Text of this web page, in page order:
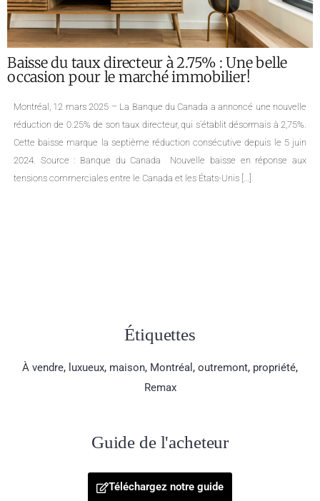
Baisse du taux directeur à 2.75% : Une belle
occasion pour le marché immobilier!
Montréal, 12 mars 2025 – La Banque du Canada a annoncé une nouvelle
réduction de 0.25% de son taux directeur, qui s’établit désormais à 2,75%.
Cette baisse marque la septième réduction consécutive depuis le 5 juin
2024. Source : Banque du Canada Nouvelle baisse en réponse aux
tensions commerciales entre le Canada et les États-Unis […]
Étiquettes
À vendre, luxueux, maison, Montréal , outremont, propriété,
Remax
Guide de l'acheteur
Téléchargez notre guide